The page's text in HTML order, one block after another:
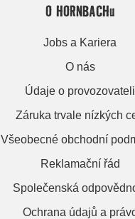
O HORNBACHu
Jobs a Kariera
O nás
Údaje o provozovateli
Záruka trvale nízkých
Všeobecné obchodní
Reklamační řád
Společenská
Ochrana údajů a